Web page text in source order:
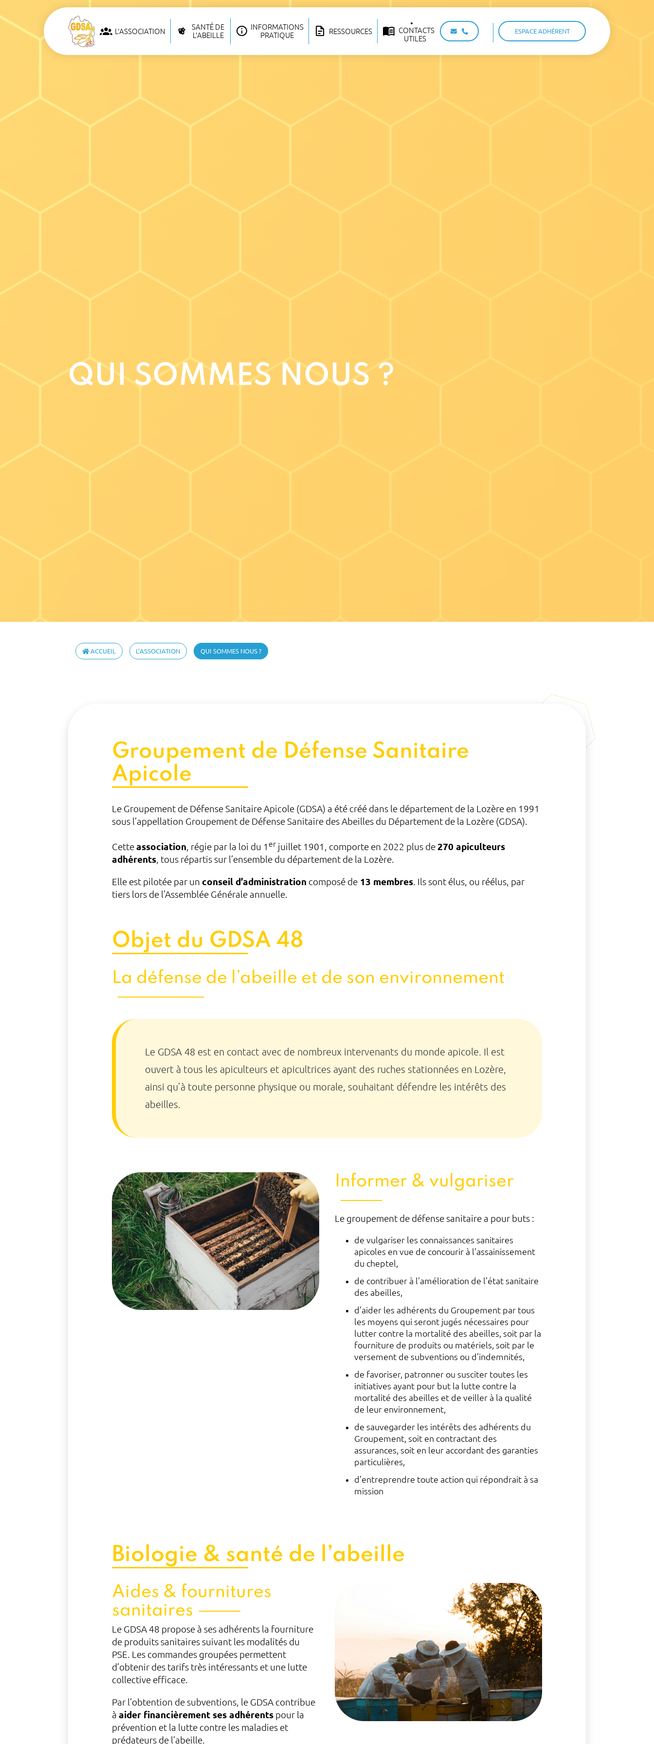
L'ASSOCIATION
SANTÉ DE
L'ABEILLE
INFORMATIONS
PRATIQUE
RESSOURCES
CONTACTS
UTILES
ESPACE ADHÉRENT
QUI SOMMES NOUS ?
ACCUEIL L’ASSOCIATION QUI SOMMES NOUS ?
Groupement de Défense Sanitaire
Apicole
Le Groupement de Défense Sanitaire Apicole (GDSA) a été créé dans le département de la Lozère en 1991
sous l’appellation Groupement de Défense Sanitaire des Abeilles du Département de la Lozère (GDSA).
Cetteassociation, régie par la loi du 1 er juillet 1901, comporte en 2022 plus de 270 apiculteurs
adhérents, tous répartis sur l’ensemble du département de la Lozère.
Elle est pilotée par un conseil d’administration composé de 13 membres. Ils sont élus, ou réélus, par
tiers lors de l’Assemblée Générale annuelle.
Objet du GDSA 48
La défense de l’abeille et de son environnement
Le GDSA 48 est en contact avec de nombreux intervenants du monde apicole. Il est
ouvert à tous les apiculteurs et apicultrices ayant des ruches stationnées en Lozère,
ainsi qu’à toute personne physique ou morale, souhaitant défendre les intérêts des
abeilles.
Informer & vulgariser
Le groupement de défense sanitaire a pour buts :
de vulgariser les connaissances sanitaires
apicoles en vue de concourir à l’assainissement
du cheptel,
de contribuer à l’amélioration de l’état sanitaire
des abeilles,
d’aider les adhérents du Groupement par tous
les moyens qui seront jugés nécessaires pour
lutter contre la mortalité des abeilles, soit par la
fourniture de produits ou matériels, soit par le
versement de subventions ou d’indemnités,
de favoriser, patronner ou susciter toutes les
initiatives ayant pour but la lutte contre la
mortalité des abeilles et de veiller à la qualité
de leur environnement,
de sauvegarder les intérêts des adhérents du
Groupement, soit en contractant des
assurances, soit en leur accordant des garanties
particulières,
d’entreprendre toute action qui répondrait à sa
mission
Biologie & santé de l’abeille
Aides & fournitures
sanitaires
Le GDSA 48 propose à ses adhérents la fourniture
de produits sanitaires suivant les modalités du
PSE. Les commandes groupées permettent
d’obtenir des tarifs très intéressants et une lutte
collective efficace.
Par l’obtention de subventions, le GDSA contribue
à aider financièrement ses adhérents pour la
prévention et la lutte contre les maladies et
prédateurs de l’abeille.